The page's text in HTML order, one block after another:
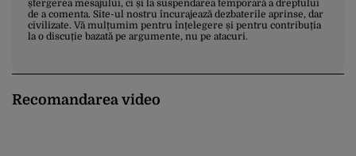
ștergerea mesajului, ci și la suspendarea temporară a dreptului
de a comenta. Site-ul nostru încurajează dezbaterile aprinse, dar
civilizate. Vă mulțumim pentru înțelegere și pentru contribuția
la o discuție bazată pe argumente, nu pe atacuri.
Recomandarea video